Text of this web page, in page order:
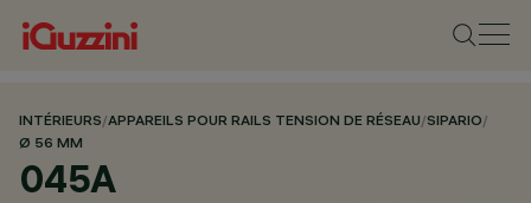
INTÉRIEURS/APPAREILS POUR RAILS TENSION DE RÉSEAU/SIPARIO/
Ø 56 MM
045A